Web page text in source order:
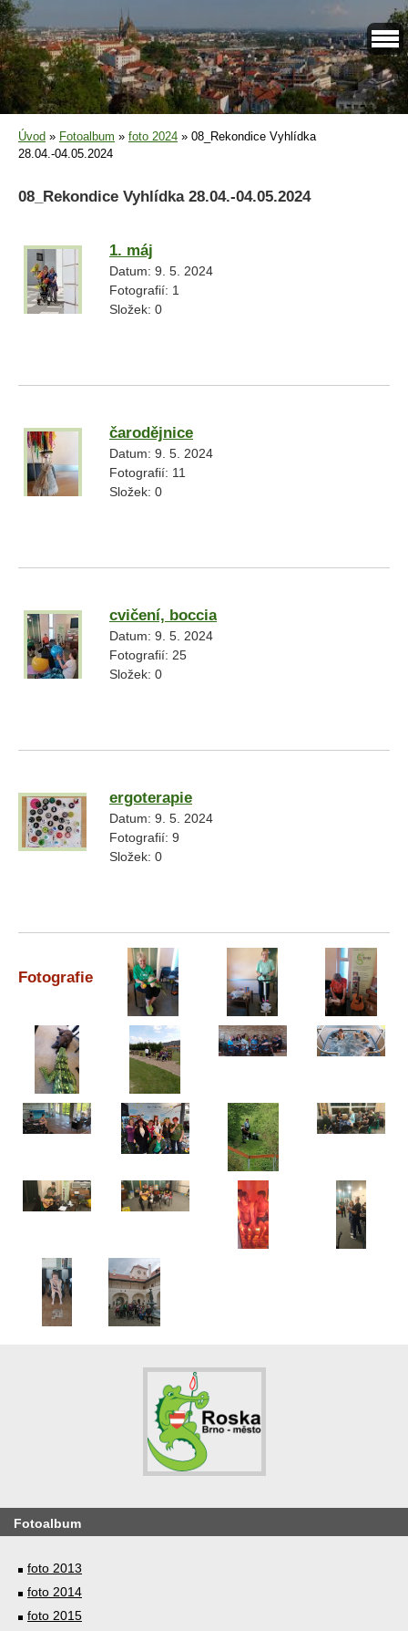
Úvod » Fotoalbum » foto 2024 » 08_Rekondice Vyhlídka
28.04.-04.05.2024
08_Rekondice Vyhlídka 28.04.-04.05.2024
1. máj
Datum: 9. 5. 2024
Fotografií: 1
Složek: 0
čarodějnice
Datum: 9. 5. 2024
Fotografií: 11
Složek: 0
cvičení, boccia
Datum: 9. 5. 2024
Fotografií: 25
Složek: 0
ergoterapie
Datum: 9. 5. 2024
Fotografií: 9
Složek: 0
Fotografie
Fotoalbum
foto 2013
foto 2014
foto 2015